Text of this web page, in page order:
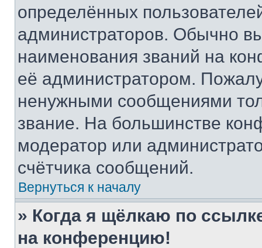
определённых
администраторов. Обычно
наименования званий на
её администратором.
ненужными сообщениями
звание. На большинстве
модератор или
счётчика сообщений.
Вернуться к началу
» Когда я щёлкаю по
на конференцию!